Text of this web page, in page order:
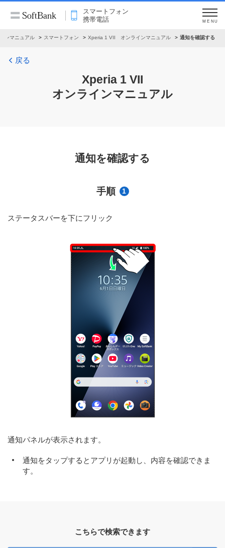
スマートフォン
携帯電話
MENU
ンマニュアル スマートフォン Xperia 1 VII オンラインマニュアル 通知を確認する
戻る
Xperia 1 VII
オンラインマニュアル
通知を確認する
手順 1
ステータスバーを下にフリック
通知パネルが表示されます。
通知をタップするとアプリが起動し、内容を確認できま
す。
こちらで検索できます